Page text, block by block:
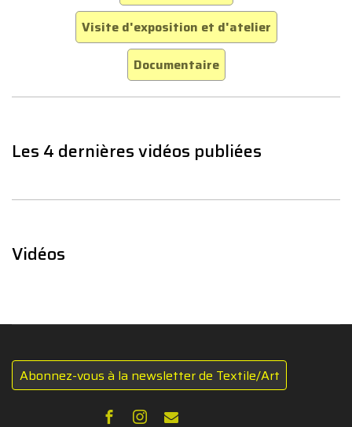
Visite d'exposition et d'atelier
Documentaire
Les 4 dernières vidéos publiées
Vidéos
Abonnez-vous à la newsletter de Textile/Art